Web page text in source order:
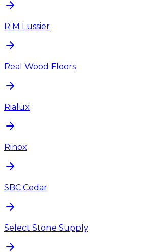
R M Lussier
Real Wood Floors
Rialux
Rinox
SBC Cedar
Select Stone Supply